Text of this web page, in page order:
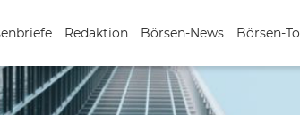
Redaktion Börsen-News Börsen-